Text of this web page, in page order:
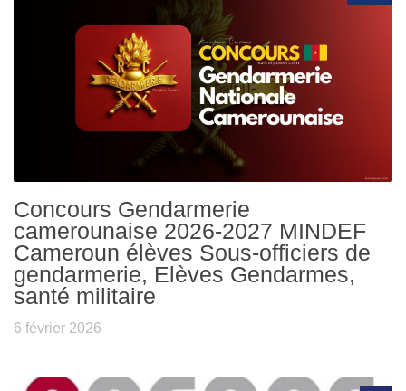
Concours Gendarmerie
camerounaise 2026-2027 MINDEF
Cameroun élèves Sous-officiers de
gendarmerie, Elèves Gendarmes,
santé militaire
6 février 2026